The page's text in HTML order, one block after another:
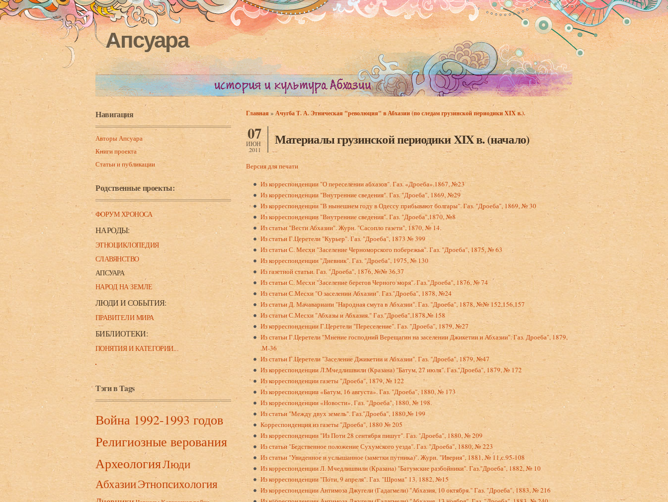
Апсуара
Навигация
Авторы Апсуара
Книги проекта
Статьи и публикации
Родственные проекты:
ФОРУМ ХРОНОСА
НАРОДЫ:
ЭТНОЦИКЛОПЕДИЯ
СЛАВЯНСТВО
АПСУАРА
НАРОД НА ЗЕМЛЕ
ЛЮДИ И СОБЫТИЯ:
ПРАВИТЕЛИ МИРА
БИБЛИОТЕКИ:
ПОНЯТИЯ И КАТЕГОРИИ...
Тэги в Tags
Война 1992-1993 годов
Религиозные верования
АрхеологияЛюди
АбхазииЭтнопсихология
Вы здесь
Главная» Ачугба Т. А. Этническая "революция" в Абхазии (по следам грузинской периодики XIX в.).
07
ИЮН
2011
Материалы грузинской периодики XIX в. (начало)
Версия для печати
Из корреспонденции "О переселении абхазов". Газ. «Дроеба».1867, №23
Из корреспонденции "Внутренние сведения". Газ. "Дроеба", 1869, №29
Из корреспонденции "В нынешнем году в Одессу при­бывают болгары". Газ. "Дроеба", 1869, № 30
Из корреспонденции "Внутренние сведения". Газ. "Дроеба",1870, №8
Из статьи "Вести Абхазии". Журн. "Сасопло газети", 1870, № 14.
Из статьи Г.Церетели "Курьер". Газ. "Дроеба", 1873 № 399
Из статьи С. Месхи "Заселение Черноморского побе­режья". Газ. "Дроеба", 1875, № 63
Из корреспонденции "Дневник". Газ. "Дроеба", 1975, № 130
Из газетной статьи. Газ. "Дроеба", 1876, №№ 36,37
Из статьи С. Месхи "Заселение берегов Черного мо­ря". Газ."Дроеба", 1876, № 74
Из статьи С.Месхи "О заселении Абхазии". Газ."Дроеба", 1878, №24
Из статьи Д. Мачавариани "Народная смута в Абха­зии". Газ. "Дроеба", 1878, №№ 152,156,157
Из статьи С.Месхи "Абхазы и Абхазия." Газ."Дроеба",1878,№ 158
Из корреспонденции Г.Церетели "Переселение". Газ. "Дроеба", 1879, №27
Из статьи Г.Церетели "Мнение господний Верещагин на заселении Джикетии и Абхазии". Газ. Дроеба", 1879,
.М-36
Из статьи Г.Церетели "Заселение Джикетии и Абхазии". Газ. "Дроеба", 1879, №47
Из корреспонденции Л.Мчедлишвили (Кразана) "Батум, 27 июля". Газ."Дроеба", 1879, № 172
Из корреспонденции газеты "Дроеба", 1879, № 122
Из корреспонденции «Батум, 16 августа». Газ. "Дроеба", 1880, № 173
Из корреспонденции «Новости», Газ. "Дроеба", 1880, № 198.
Из статьи "Между двух земель". Газ."Дроеба", 1880,№ 199
Корреспонденция из газеты "Дроеба", 1880 № 205
Из корреспонденции "Из Поти 28 сентября пишут". Газ. "Дроеба", 1880, № 209
Из статьи "Бедственное положение Сухумского уез­да". Газ. "Дроеба", 1880, № 223
Из статьи "Увиденное и услышанное (заметки путни­ка)". Журн. "Иверия", 1881, № 11,с.95-108
Из корреспонденции Л. Мчедлишвили (Кразана) "Батумские разбойники". Газ."Дроеба", 1882, № 10
Из корреспонденции "Поти, 9 апреля". Газ. "Шрома" 13. 1882, №15
Из корреспонденции Антимоза Джугели (Гадагмели) "Абхазия, 10 октября." Газ. "Дроеба", 1883, № 216